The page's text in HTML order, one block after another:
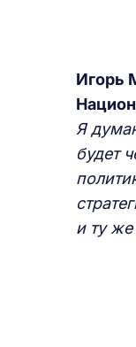
Игорь
Я
будет
и ту